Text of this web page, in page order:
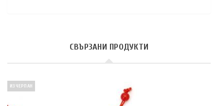
СВЪРЗАНИ ПРОДУКТИ
ИЗЧЕРПАН